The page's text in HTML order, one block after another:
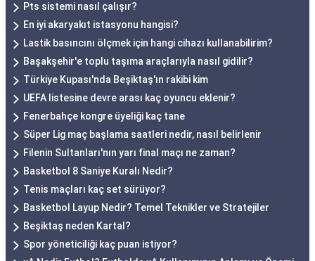
Pts sistemi nasıl çalışır?
En iyi akaryakıt istasyonu hangisi?
Lastik basıncını ölçmek için hangi cihazı kullanabilirim?
Başakşehir'e toplu taşıma araçlarıyla nasıl gidilir?
Türkiye Kupası'nda Beşiktaş'ın rakibi kim
UEFA listesine devre arası kaç oyuncu eklenir?
Fenerbahçe kongre üyeliği kaç tane
Süper Lig maç başlama saatleri nedir, nasıl belirlenir
Filenin Sultanları'nın yarı final maçı ne zaman?
Basketbol 8 Saniye Kuralı Nedir?
Tenis maçları kaç set sürüyor?
Basketbol Layup Nedir? Temel Teknikler ve Stratejiler
Beşiktaş neden Kartal?
Spor yöneticiliği kaç puan istiyor?